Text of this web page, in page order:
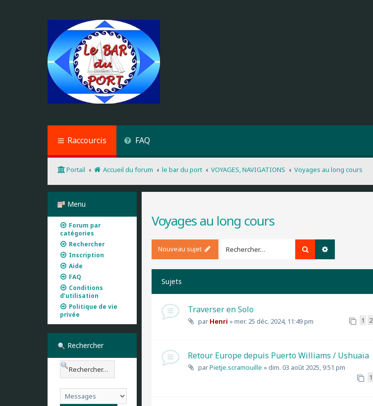
Raccourcis FAQ
Portail Accueil du forum le bar du port VOYAGES, NAVIGATIONS Voyages au long cours
Voyages au long cours
Nouveau sujet Rechercher
Sujets
Traverser en Solo
par Henri »mer. 25 déc. 2024, 11:49 pm 1 2
Retour Europe depuis Puerto Williams / Ushuaïa
parPietje.scramouille »dim. 03 août 2025, 9:51 pm
1
Menu
Forum par
catégories
Rechercher
Inscription
Aide
FAQ
Conditions
d’utilisation
Politique de vie
privée
Rechercher